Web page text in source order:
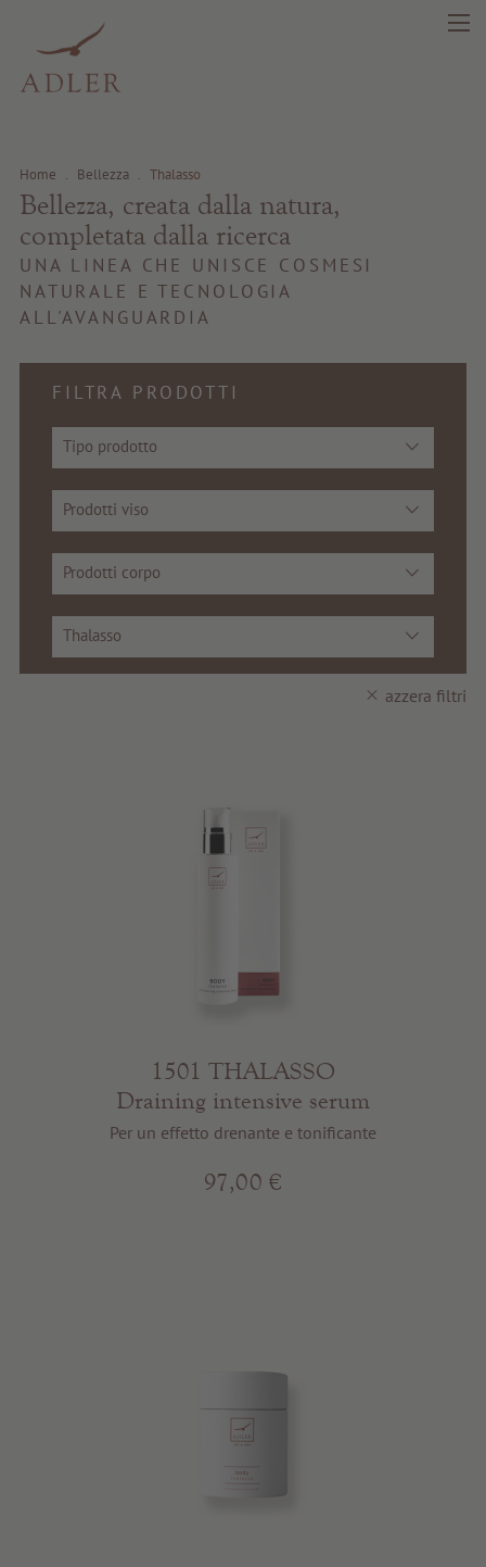
search DE IT EN
Bellezza
Salute
Home . Bellezza . Thalasso
Bellezza, creata dalla natura,
completata dalla ricerca
UNA LINEA CHE UNISCE COSMESI
NATURALE E TECNOLOGIA
ALL'AVANGUARDIA
FILTRA PRODOTTI
Tipo prodotto
Prodotti viso
Prodotti corpo
Thalasso
azzera filtri
1501 THALASSO
Draining intensive serum
Per un effetto drenante e tonificante
97,00 €